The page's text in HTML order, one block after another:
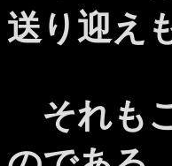
送り迎え
それも